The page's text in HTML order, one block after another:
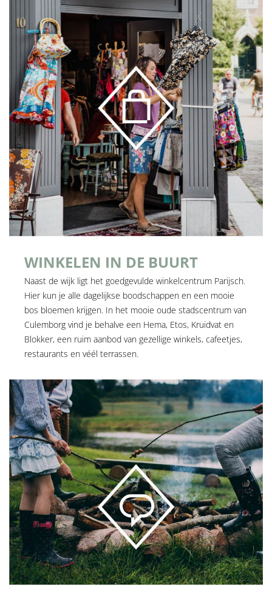
WINKELEN IN DE BUURT
Naast de wijk ligt het goedgevulde winkelcentrum Parijsch.
Hier kun je alle dagelijkse boodschappen en een mooie
bos bloemen krijgen. In het mooie oude stadscentrum van
Culemborg vind je behalve een Hema, Etos, Kruidvat en
Blokker, een ruim aanbod van gezellige winkels, cafeetjes,
restaurants en véél terrassen.